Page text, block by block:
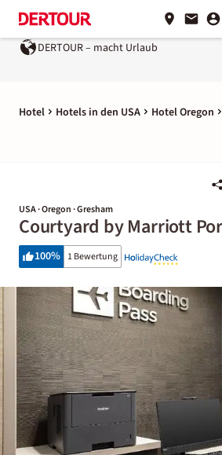
DERTOUR – macht Urlaub
Hotel Hotels in den USA Hotel Oregon
USA · Oregon · Gresham
Courtyard by Marriott
100% 1 Bewertung